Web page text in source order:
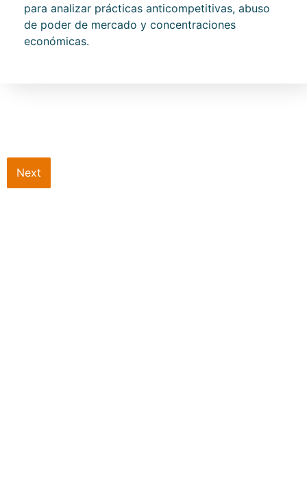
para analizar prácticas anticompetitivas, abuso
de poder de mercado y concentraciones
económicas.
Next